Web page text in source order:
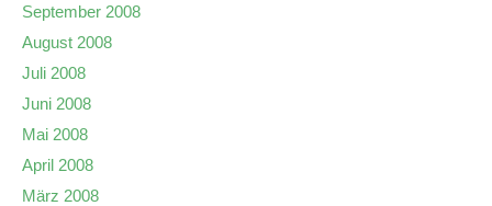
September 2008
August 2008
Juli 2008
Juni 2008
Mai 2008
April 2008
März 2008